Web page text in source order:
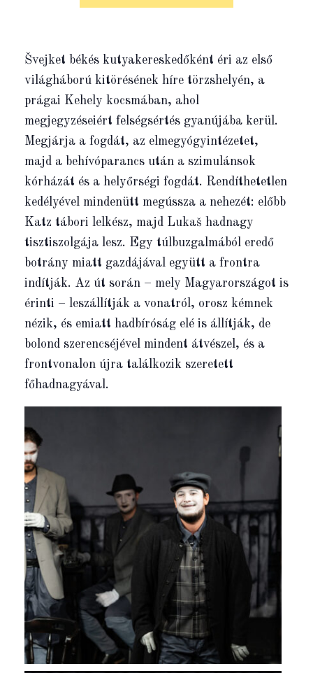
Švejket békés kutyakereskedőként éri az első
világháború kitörésének híre törzshelyén, a
prágai Kehely kocsmában, ahol
megjegyzéseiért felségsértés gyanújába kerül.
Megjárja a fogdát, az elmegyógyintézetet,
majd a behívóparancs után a szimulánsok
kórházát és a helyőrségi fogdát. Rendíthetetlen
kedélyével mindenütt megússza a nehezét: előbb
Katz tábori lelkész, majd Lukaš hadnagy
tisztiszolgája lesz. Egy túlbuzgalmából eredő
botrány miatt gazdájával együtt a frontra
indítják. Az út során – mely Magyarországot is
érinti – leszállítják a vonatról, orosz kémnek
nézik, és emiatt hadbíróság elé is állítják, de
bolond szerencséjével mindent átvészel, és a
frontvonalon újra találkozik szeretett
főhadnagyával.